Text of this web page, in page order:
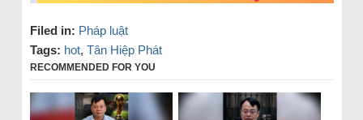
Filed in: Pháp luật
Tags: hot, Tân Hiệp Phát
RECOMMENDED FOR YOU